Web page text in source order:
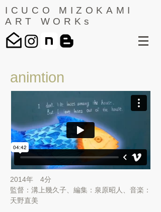
ICUCO MIZOKAMI
ART WORKs
animtion
2014年 4分
​監督：溝上幾久子、編集：泉原昭人、音楽：
天野直美